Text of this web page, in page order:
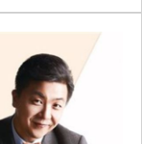
懿到底在怕什